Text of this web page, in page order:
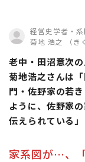
経営史学者・
菊地
老中・田沼意次
菊地浩之さんは
門・佐野家の若
ように、佐野家
伝えられている」
家系図が…、